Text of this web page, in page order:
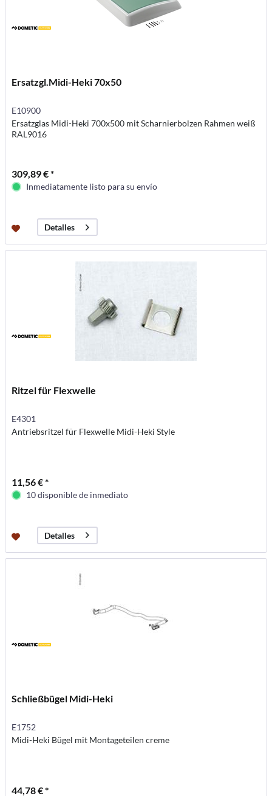
Ersatzgl.Midi-Heki 70x50
E10900
Ersatzglas Midi-Heki 700x500 mit Scharnierbolzen Rahmen weiß
RAL9016
309,89 € *
Inmediatamente listo para su envío
Detalles
Ritzel für Flexwelle
E4301
Antriebsritzel für Flexwelle Midi-Heki Style
11,56 € *
10 disponible de inmediato
Detalles
Schließbügel Midi-Heki
E1752
Midi-Heki Bügel mit Montageteilen creme
44,78 € *